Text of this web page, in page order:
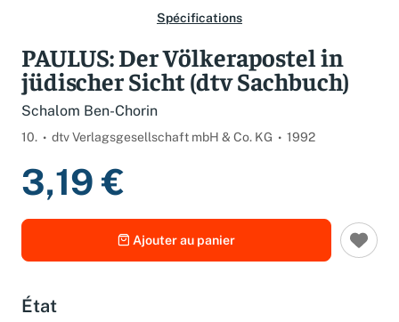
Spécifications
PAULUS: Der Völkerapostel in
jüdischer Sicht (dtv Sachbuch)
Schalom Ben-Chorin
10. dtv Verlagsgesellschaft mbH & Co. KG 1992
3,19 €
Ajouter au panier
État